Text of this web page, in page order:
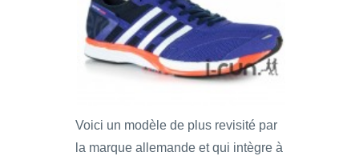
Voici un modèle de plus revisité par
la marque allemande et qui intègre à